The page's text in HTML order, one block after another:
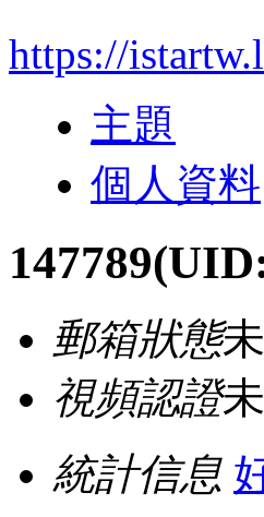
https://
主題
個人資料
147789
郵箱狀態
視頻認證
統計信息